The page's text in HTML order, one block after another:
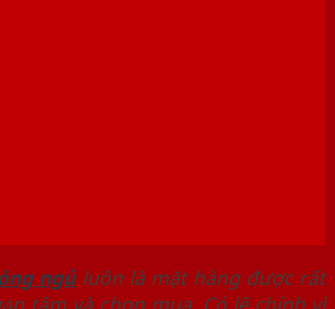
ngủluôn là mặt hàng được rất